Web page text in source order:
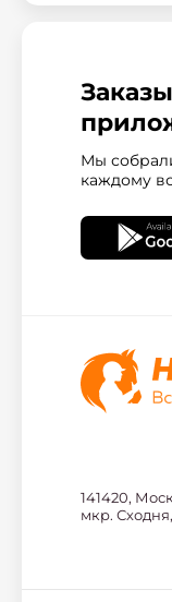
Мы
каждому
141420,
мкр.